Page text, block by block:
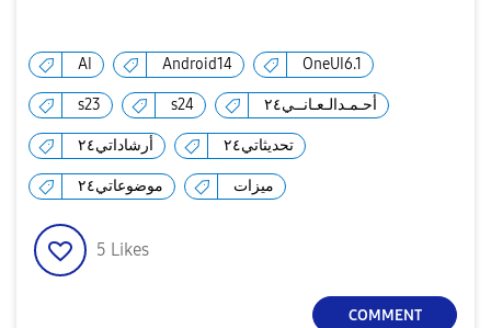
AI Android14 OneUI6.1
s23 s24 أحـمـدالـعـانــي٢٤
أرشاداتي٢٤ تحديثاتي٢٤
موضوعاتي٢٤ ميزات
5 Likes
COMMENT